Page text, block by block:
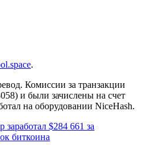
.
Комиссии за транзакции
и были зачислены на счет
на оборудовании NiceHash.
заработал $284 661 за
биткоина